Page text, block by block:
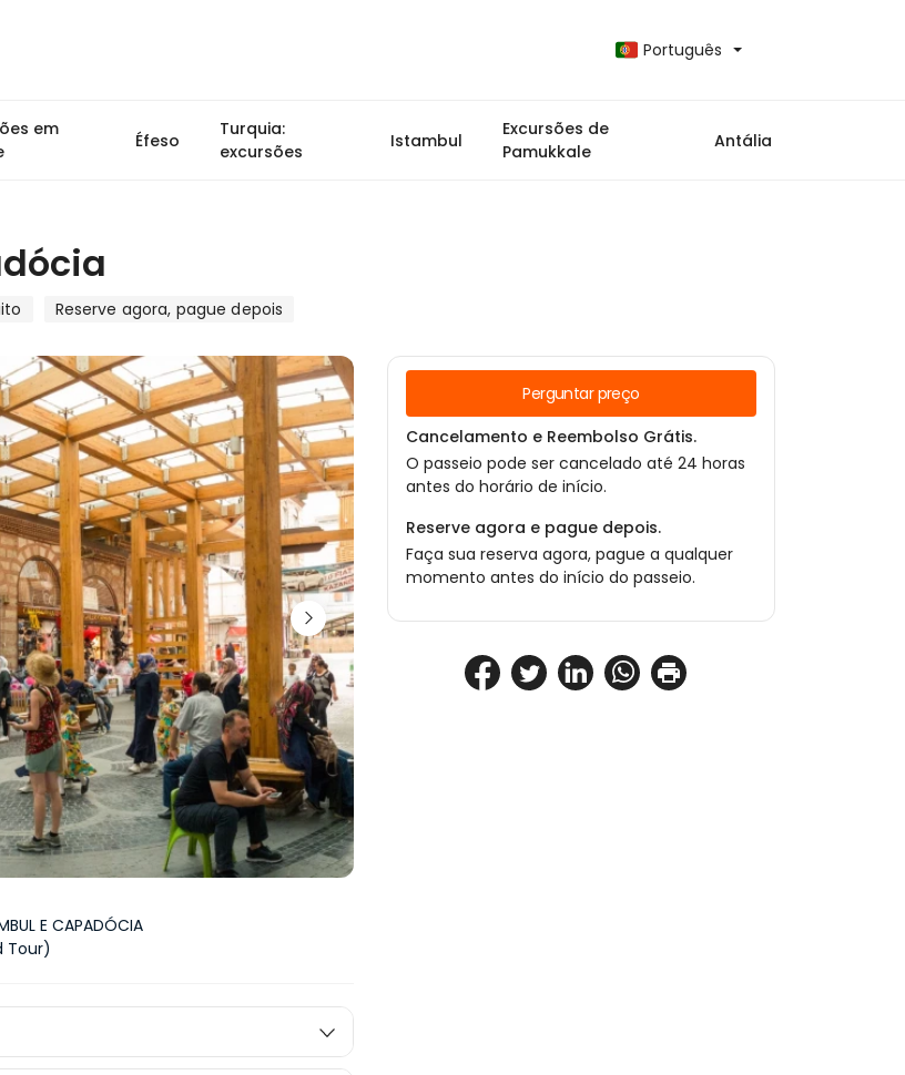
Português
em
Éfeso
Turquia:
excursões
Istambul
Excursões de
Pamukkale
Antália
Reserve agora, pague depois
E CAPADÓCIA
Tour)
Perguntar preço
Cancelamento e Reembolso Grátis.
O passeio pode ser cancelado até 24 horas
antes do horário de início.
Reserve agora e pague depois.
Faça sua reserva agora, pague a qualquer
momento antes do início do passeio.